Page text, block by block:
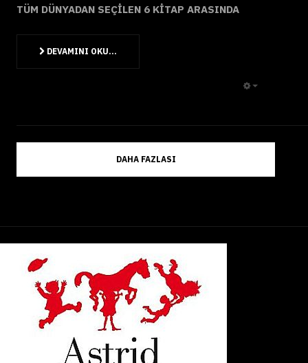
TÜM DÜNYADAN SEÇİLEN 6 KİTAP ARASINDA
DEVAMINI OKU...
DAHA FAZLASI